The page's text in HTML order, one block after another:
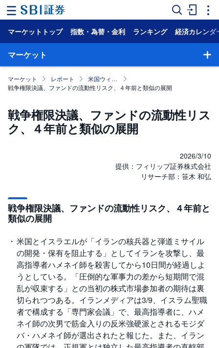
ー
ム
マ
ー
ケ
NISA
国
株
式
資
信
託
債
券
FX
お
ま
か PICK
マーケットトップ 指数・為替・金利 ランキング 経済カレンダ
マーケット
マーケット レポート
米国ウィークリー・マンスリー
戦争権限決議、ファンドの流動性リスク、４年前と類似の展開
戦争権限決議、ファンドの流動性リス
ク、４年前と類似の展開
2026/3/10
提供：フィリップ証券株式会社
リサーチ部：笹木 和弘
戦争権限決議、ファンドの流動性リスク、４年前と
類似の展開
米国とイスラエルが「イランの核兵器と弾道ミサイル
の開発・保有を阻止する」としてイランを攻撃し、最
高指導者ハメネイ師を殺害してから10日間が経過しよ
うとしている。「圧倒的な軍事力の差から短期間で混
乱が収束する」との当初の株式市場参加者の期待は裏
切られつつある。イランメディアは3/9、イスラム聖職
者で構成する「専門家会議」で、最高指導者に、ハメ
ネイ師の次男で筋金入りの反米強硬派とされるモジダ
バ・ハメネイ師が選出されたと報じた。また、イラン